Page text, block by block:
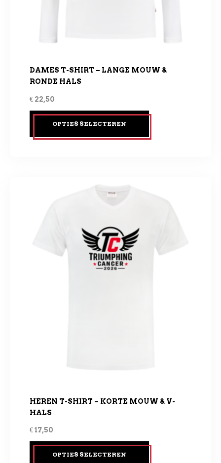
DAMES T-SHIRT – LANGE MOUW &
RONDE HALS
€ 22,50
OPTIES SELECTEREN
HEREN T-SHIRT – KORTE MOUW & V-
HALS
€17,50
OPTIES SELECTEREN